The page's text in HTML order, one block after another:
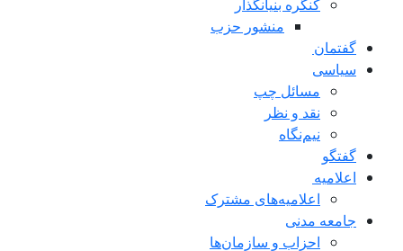
کنگره بنیانگذار
منشور حزب
گفتمان
سياسی
مسائل چپ
نقد و نظر
نیم‌نگاه
گفتگو
اعلاميه
اعلامیه‌های مشترک
جامعه مدنی
احزاب و سازمان‌ها